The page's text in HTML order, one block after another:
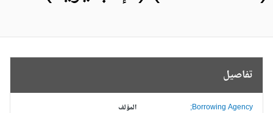
تفاصيل
المؤلف Borrowing Agency;